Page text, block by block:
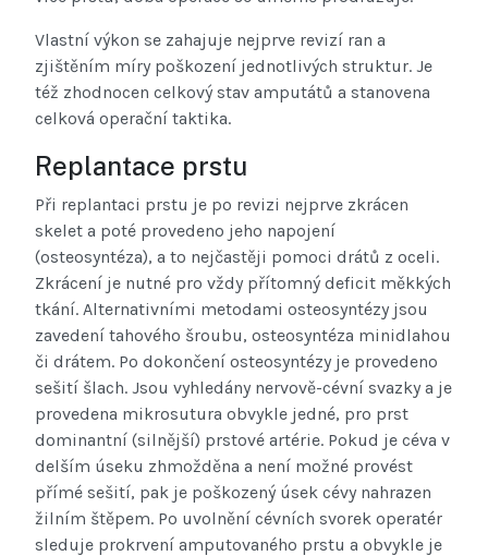
Vlastní výkon se zahajuje nejprve revizí ran a
zjištěním míry poškození jednotlivých struktur. Je
též zhodnocen celkový stav amputátů a stanovena
celková operační taktika.
Replantace prstu
Při replantaci prstu je po revizi nejprve zkrácen
skelet a poté provedeno jeho napojení
(osteosyntéza), a to nejčastěji pomoci drátů z oceli.
Zkrácení je nutné pro vždy přítomný deficit měkkých
tkání. Alternativními metodami osteosyntézy jsou
zavedení tahového šroubu, osteosyntéza minidlahou
či drátem. Po dokončení osteosyntézy je provedeno
sešití šlach. Jsou vyhledány nervově-cévní svazky a je
provedena mikrosutura obvykle jedné, pro prst
dominantní (silnější) prstové artérie. Pokud je céva v
delším úseku zhmožděna a není možné provést
přímé sešití, pak je poškozený úsek cévy nahrazen
žilním štěpem. Po uvolnění cévních svorek operatér
sleduje prokrvení amputovaného prstu a obvykle je